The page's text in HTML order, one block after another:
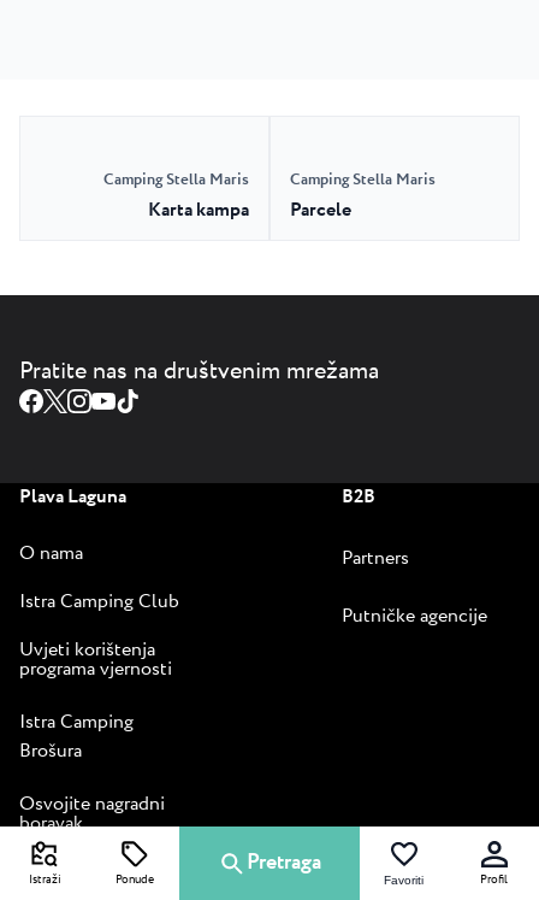
Camping Stella Maris
Karta kampa
Camping Stella Maris
Parcele
Pratite nas na društvenim mrežama
Plava Laguna
O nama
Istra Camping Club
Uvjeti korištenja
programa vjernosti
Istra Camping
Brošura
Osvojite nagradni
boravak
Vodič za ugodan
boravak
B2B
Partners
Putničke agencije
Istraži Ponude
Pretraga
Favoriti Profil